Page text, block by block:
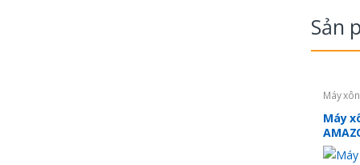
Sản
Máy
Máy
Trung